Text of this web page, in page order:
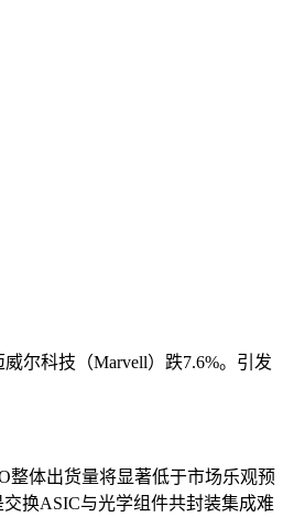
尔科技（Marvell）跌7.6%。引发
整体出货量将显著低于市场乐观预
换ASIC与光学组件共封装集成难